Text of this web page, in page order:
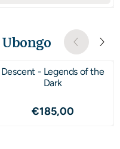
Ubongo
Descent - Legends of the
Dark
Price: 185,00
€185,00